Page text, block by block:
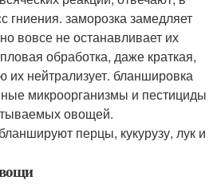
гниения. заморозка замедляет
вовсе не останавливает их
обработка, даже краткая,
их нейтрализует. бланшировка
микроорганизмы и пестициды
овощей.
перцы, кукурузу, лук и